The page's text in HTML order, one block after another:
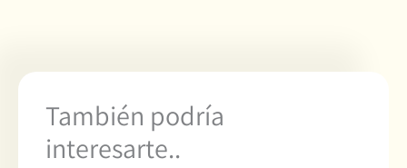
También podría
interesarte..